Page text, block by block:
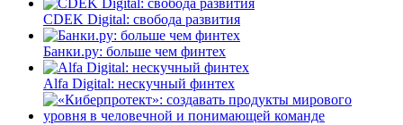
CDEK Digital: свобода развития
Банки.ру: больше чем финтех
Alfa Digital: нескучный финтех